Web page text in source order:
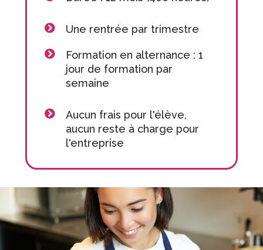
Une rentrée par trimestre
Formation en alternance : 1
jour de formation par
semaine
Aucun frais pour l'élève,
aucun reste à charge pour
l'entreprise